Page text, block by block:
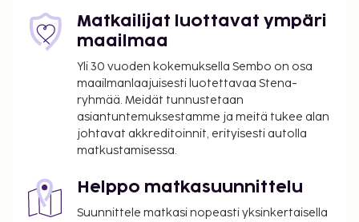
Matkailijat luottavat ympäri
maailmaa
Yli 30 vuoden kokemuksella Sembo on osa
maailmanlaajuisesti luotettavaa Stena-
ryhmää. Meidät tunnustetaan
asiantuntemuksestamme ja meitä tukee alan
johtavat akkreditoinnit, erityisesti autolla
matkustamisessa.
Helppo matkasuunnittelu
Suunnittele matkasi nopeasti yksinkertaisella